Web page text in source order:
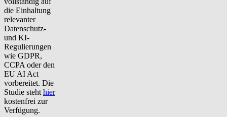
die Einhaltung
relevanter
Datenschutz-
und KI-
Regulierungen
wie GDPR,
CCPA oder den
EU AI Act
vorbereitet. Die
Studie steht hier
kostenfrei zur
Verfügung.